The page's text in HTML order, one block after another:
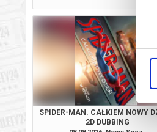
SPIDER-MAN. CAŁKIEM NOWY
2D DUBBING